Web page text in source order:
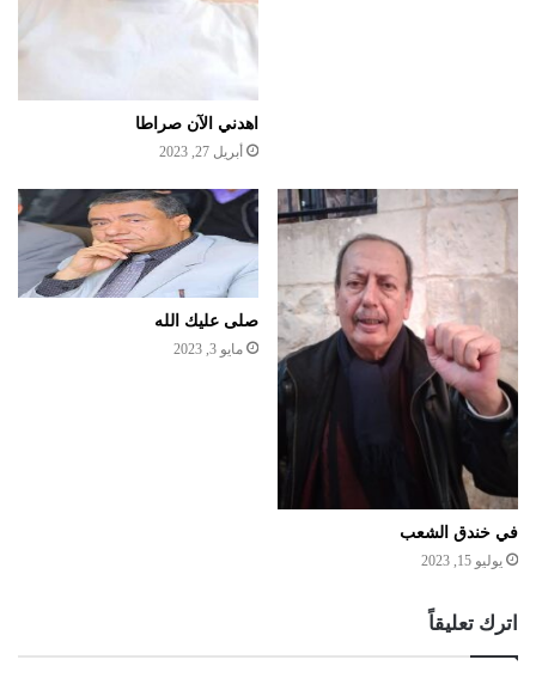
اهدني الآن صراطا
أبريل 27, 2023
في خندق الشعب
يوليو 15, 2023
صلى عليك الله
مايو 3, 2023
اترك تعليقاً